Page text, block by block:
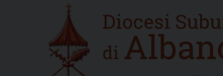
Home
new